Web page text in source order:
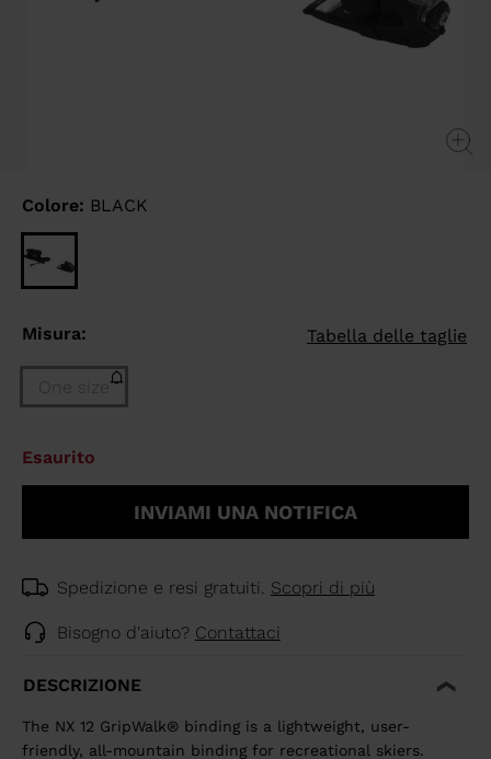
Colore: BLACK
Misura: Tabella delle taglie
One size
Taglia
selected
Esaurito
INVIAMI UNA NOTIFICA
Spedizione e resi gratuiti. Scopri di più
Bisogno d'aiuto? Contattaci
DESCRIZIONE
The NX 12 GripWalk® binding is a lightweight, user-
friendly, all-mountain binding for recreational skiers.